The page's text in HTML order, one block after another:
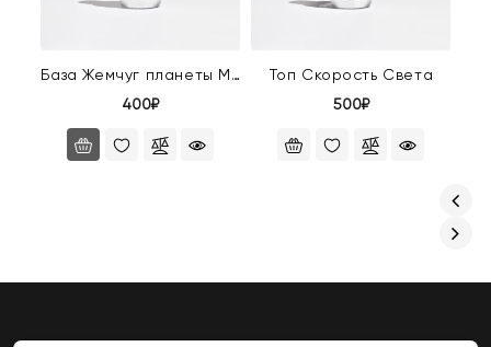
База Жемчуг планеты Мюл
400₽
Топ Скорость Света
500₽